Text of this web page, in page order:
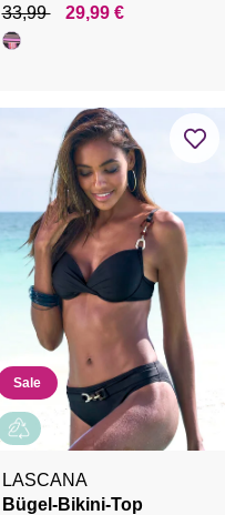
33,99
29,99 €
Sale
LASCANA
Bügel-Bikini-Top